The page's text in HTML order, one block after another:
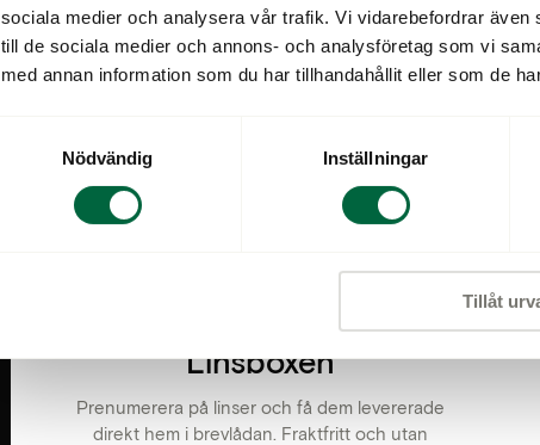
sociala medier och analysera vår trafik. Vi vidarebefordrar
till de sociala medier och annons- och analysföretag som vi
med annan information som du har tillhandahållit eller som de
Nödvändig
Inställningar
Tillåt
Tjänster &
Linsboxen
Prenumerera på linser och få dem levererade
direkt hem i brevlådan. Fraktfritt och utan